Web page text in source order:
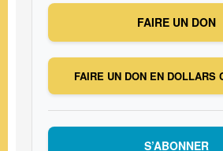
FAIRE UN DON
FAIRE UN DON EN DOLLARS
S’ABONNER